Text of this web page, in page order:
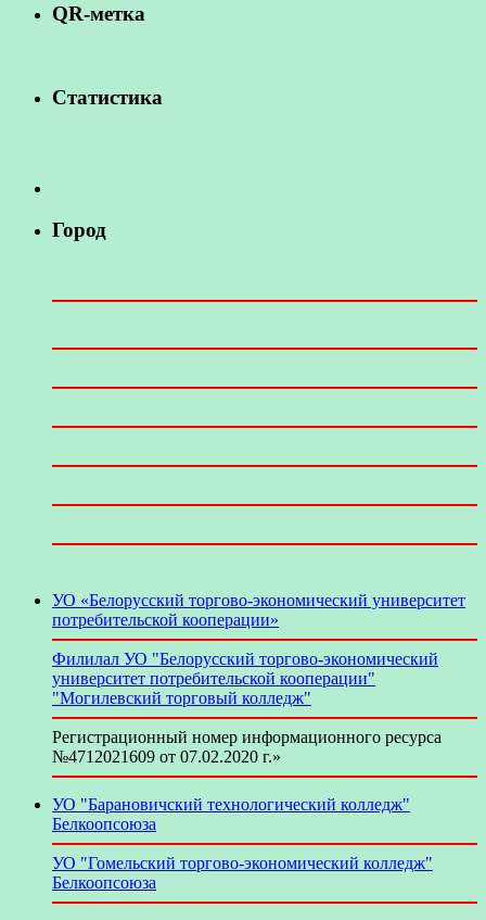
QR-метка
Статистика
Город
УО «Белорусский торгово-экономический университет
потребительской кооперации»
Филилал УО "Белорусский торгово-экономический
университет потребительской кооперации"
"Могилевский торговый колледж"
Регистрационный номер информационного ресурса
№4712021609 от 07.02.2020 г.»
УО "Барановичский технологический колледж"
Белкоопсоюза
УО "Гомельский торгово-экономический колледж"
Белкоопсоюза